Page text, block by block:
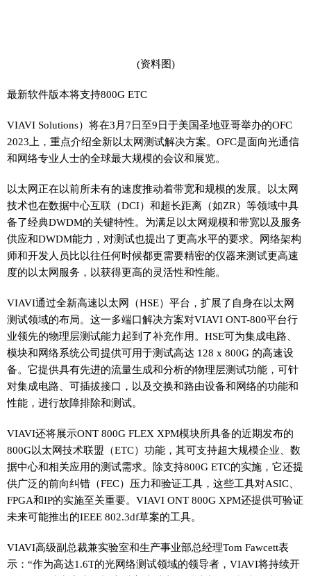
(资料图)
最新软件版本将支持800G ETC
VIAVI Solutions）将在3月7日至9日于美国圣地亚哥举办的OFC
2023上，重点介绍全新以太网测试解决方案。OFC是面向光通信
和网络专业人士的全球最大规模的会议和展览。
以太网正在以前所未有的速度推动着带宽和规模的发展。以太网
技术也在数据中心互联（DCI）和超长距离（如ZR）等领域中具
备了经典DWDM的关键特性。为满足以太网规模和带宽以及服务
供应和DWDM能力，对测试也提出了更高水平的要求。网络架构
师和开发人员比以往任何时候都更需要精密的仪器来测试更高速
度的以太网服务，以获得更高的灵活性和性能。
VIAVI通过全新高速以太网（HSE）平台，扩展了自身在以太网
测试领域的布局。这一多端口解决方案对VIAVI ONT-800平台行
业领先的物理层测试能力起到了补充作用。HSE可为集成电路、
模块和网络系统公司提供可用于测试高达 128 x 800G 的高速设
备。它提供具有先进的流量生成和分析的物理层测试功能，可针
对集成电路、可插拔接口，以及交换和路由设备和网络的功能和
性能，进行故障排除和测试。
VIAVI还将展示ONT 800G FLEX XPM模块所具备的近期发布的
800G以太网技术联盟（ETC）功能，其可支持超大规模企业、数
据中心和相关应用的测试需求。除支持800G ETC的实施，它还提
供广泛的前向纠错（FEC）压力和验证工具，这些工具对ASIC、
FPGA和IP的实施至关重要。VIAVI ONT 800G XPM还提供可验证
未来可能推出的IEEE 802.3df草案的工具。
VIAVI高级副总裁兼实验室和生产事业部总经理Tom Fawcett表
示：“作为高达1.6T的光网络测试领域的领导者，VIAVI将持续开